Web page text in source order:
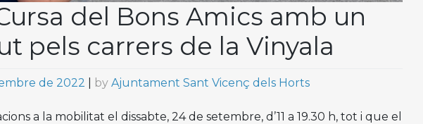
del Bons Amics amb un
pels carrers de la Vinyala
de 2022 by Ajuntament Sant Vicenç dels Horts
a la mobilitat el dissabte, 24 de setembre, d’11 a 19.30 h, tot i que el